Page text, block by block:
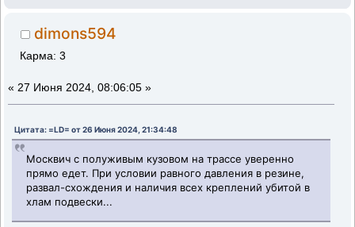
dimons594
Карма: 3
« 27 Июня 2024, 08:06:05 »
Цитата: =LD= от 26 Июня 2024, 21:34:48
Москвич с полуживым кузовом на трассе уверенно
прямо едет. При условии равного давления в резине,
развал-схождения и наличия всех креплений убитой в
хлам подвески...